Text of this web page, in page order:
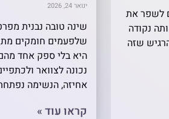
לשפר את
נקודה
שזה
ינואר 24, 2026
שינה טובה נבנית
שלפעמים חומקים
היא בלי ספק אחד
נכונה לצוואר
אחיזה, הנשימה
קראו עוד »